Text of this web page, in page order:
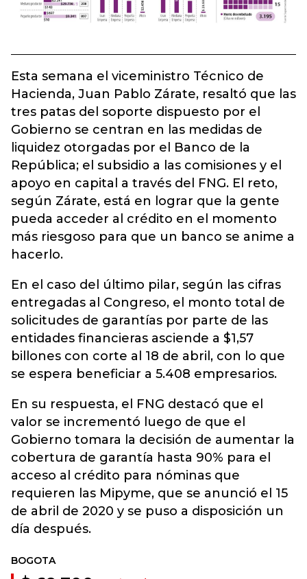
Esta semana el viceministro Técnico de
Hacienda, Juan Pablo Zárate, resaltó que las
tres patas del soporte dispuesto por el
Gobierno se centran en las medidas de
liquidez otorgadas por el Banco de la
República; el subsidio a las comisiones y el
apoyo en capital a través del FNG. El reto,
según Zárate, está en lograr que la gente
pueda acceder al crédito en el momento
más riesgoso para que un banco se anime a
hacerlo.
En el caso del último pilar, según las cifras
entregadas al Congreso, el monto total de
solicitudes de garantías por parte de las
entidades financieras asciende a $1,57
billones con corte al 18 de abril, con lo que
se espera beneficiar a 5.408 empresarios.
En su respuesta, el FNG destacó que el
valor se incrementó luego de que el
Gobierno tomara la decisión de aumentar la
cobertura de garantía hasta 90% para el
acceso al crédito para nóminas que
requieren las Mipyme, que se anunció el 15
de abril de 2020 y se puso a disposición un
día después.